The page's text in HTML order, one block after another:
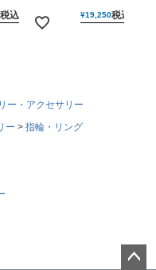
ド 750
ダイヤモ
税込
ダント AG925 シル
バー レッド レディ
¥19,250税込
ー・アクセサリー
ー
指輪・リング